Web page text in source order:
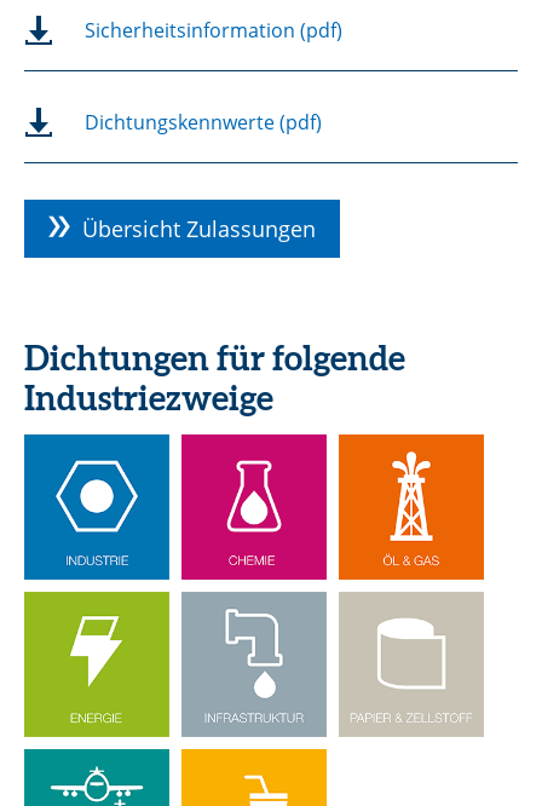
Sicherheitsinformation (pdf)
Dichtungskennwerte (pdf)
Übersicht Zulassungen
Dichtungen für folgende
Industriezweige